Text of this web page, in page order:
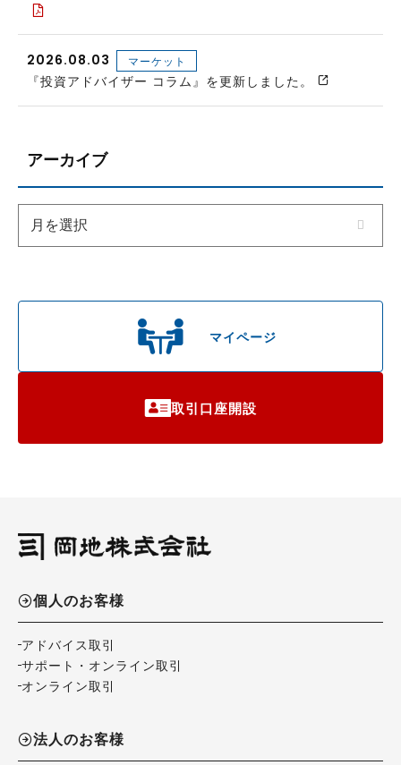
マイページ
取引口座開設
2026.08.03 マーケット
『投資アドバイザー コラム』を更新しました。
アーカイブ
個人のお客様
アドバイス取引
サポート・オンライン取引
オンライン取引
法人のお客様